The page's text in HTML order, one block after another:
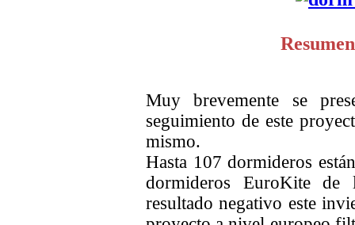
Muy brevemente se
seguimiento de este
mismo.
Hasta 107 dormideros
dormideros EuroKite de
resultado negativo este